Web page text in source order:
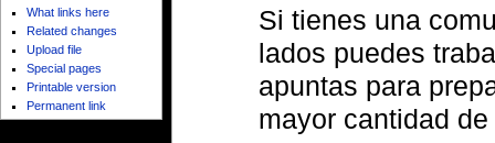
Si tienes una
lados puedes
apuntas para
mayor cantidad
What links here
Related changes
Upload file
Special pages
Printable version
Permanent link